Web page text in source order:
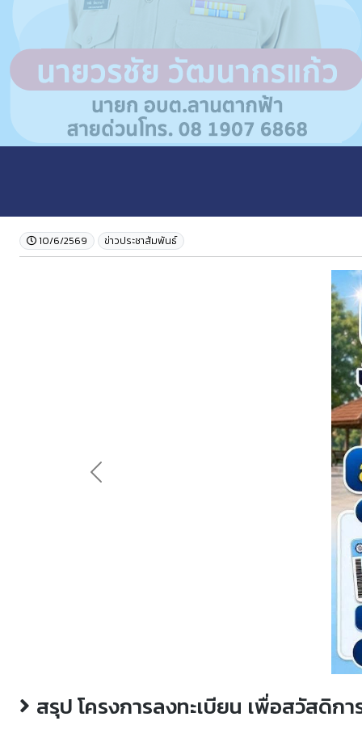
10/6/2569 ข่าวประชาสัมพันธ์
Previous
สรุป โครงการลงทะเบียน เพื่อสวัสดิก